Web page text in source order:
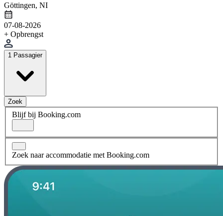
Göttingen, NI
07-08-2026
+ Opbrengst
1 Passagier
Zoek
Blijf bij Booking.com
Zoek naar accommodatie met Booking.com